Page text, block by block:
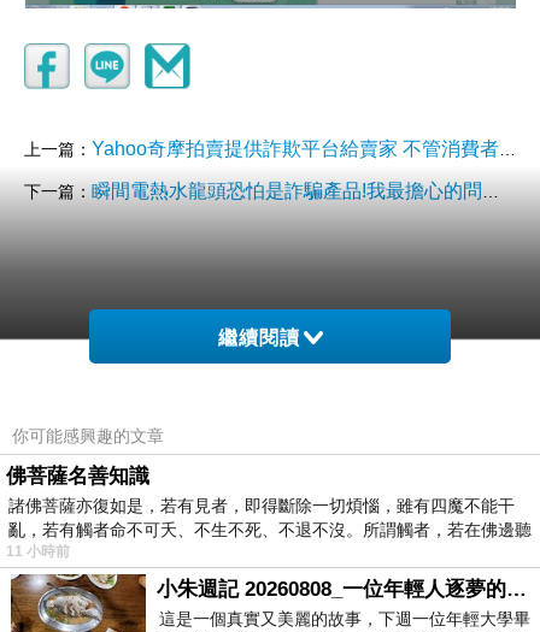
上一篇： Yahoo奇摩拍賣提供詐欺平台給賣家 不管消費者被騙
下一篇： 瞬間電熱水龍頭恐怕是詐騙產品!我最擔心的問題是電線走火!
繼續閱讀
你可能感興趣的文章
佛菩薩名善知識
諸佛菩薩亦復如是，若有見者，即得斷除一切煩惱，雖有四魔不能干
亂，若有觸者命不可夭、不生不死、不退不沒。所謂觸者，若在佛邊聽
受
11 小時前
小朱週記 20260808_一位年輕人逐夢的真實故事
這是一個真實又美麗的故事，下週一位年輕大學畢